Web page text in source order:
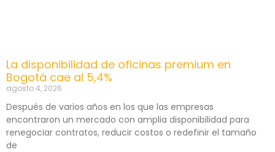
La disponibilidad de oficinas premium en
Bogotá cae al 5,4%
agosto 4, 2026
Después de varios años en los que las empresas
encontraron un mercado con amplia disponibilidad para
renegociar contratos, reducir costos o redefinir el tamaño
de